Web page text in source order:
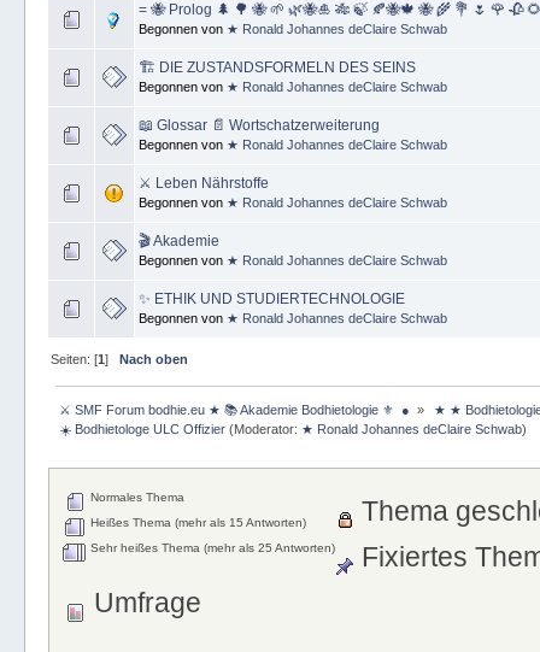
= 🐝 Prolog 🌲 🌳 🐝 🌱 🌿🐝🎍 🎋 🍃 🍂🐝🍁 🐝 🌾 💐 🌷 🌹 🥀
Begonnen von ★ Ronald Johannes deClaire Schwab
🏗 DIE ZUSTANDSFORMELN DES SEINS
Begonnen von ★ Ronald Johannes deClaire Schwab
📖 Glossar 📄 Wortschatzerweiterung
Begonnen von ★ Ronald Johannes deClaire Schwab
⚔ Leben Nährstoffe
Begonnen von ★ Ronald Johannes deClaire Schwab
🎬 Akademie
Begonnen von ★ Ronald Johannes deClaire Schwab
✨ ETHIK UND STUDIERTECHNOLOGIE
Begonnen von ★ Ronald Johannes deClaire Schwab
Seiten: [1] Nach oben
⚔ SMF Forum bodhie.eu ★ 📚 Akademie Bodhietologie ⚜  ● »
★ ★
☀️ Bodhietologe ULC Offizier(Moderator: ★ Ronald Johannes deClaire Schwab)
Normales Thema
Heißes Thema (mehr als 15 Antworten)
Sehr heißes Thema (mehr als 25 Antworten)
Thema
Fixiertes
Umfrage